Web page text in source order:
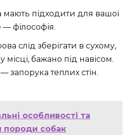
мають підходити для вашої
філософія.
слід зберігати в сухому,
місці, бажано під навісом.
запорука теплих стін.
особливості та
породи собак